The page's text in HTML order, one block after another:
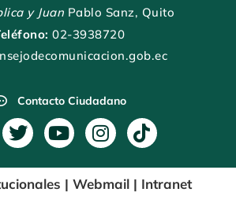
y Juan Pablo Sanz, Quito
02-3938720
Contacto Ciudadano
T
w
i
t
Y
o
u
t
I
n
s
t
T
i
k
t
| Webmail | Intranet